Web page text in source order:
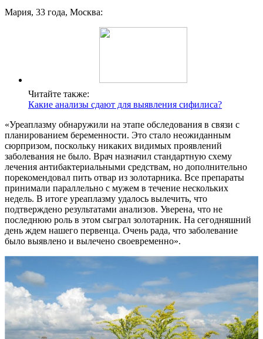
Мария, 33 года, Москва:
Читайте также:
Какие анализы сдают для выявления сифилиса?
«Уреаплазму обнаружили на этапе обследования в связи с
планированием беременности. Это стало неожиданным
сюрпризом, поскольку никаких видимых проявлений
заболевания не было. Врач назначил стандартную схему
лечения антибактериальными средствам, но дополнительно
порекомендовал пить отвар из золотарника. Все препараты
принимали параллельно с мужем в течение нескольких
недель. В итоге уреаплазму удалось вылечить, что
подтверждено результатами анализов. Уверена, что не
последнюю роль в этом сыграл золотарник. На сегодняшний
день ждем нашего первенца. Очень рада, что заболевание
было выявлено и вылечено своевременно».